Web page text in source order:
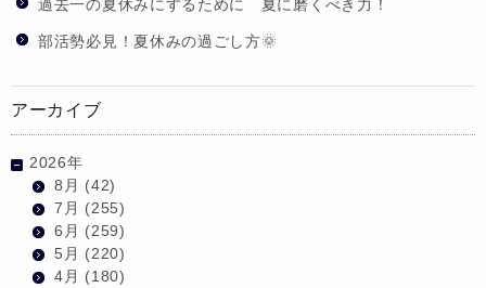
過去一の夏休みにするために 夏に磨くべき力！
部活勢必見！夏休みの過ごし方🌞
アーカイブ
2026年
8月 (42)
7月 (255)
6月 (259)
5月 (220)
4月 (180)